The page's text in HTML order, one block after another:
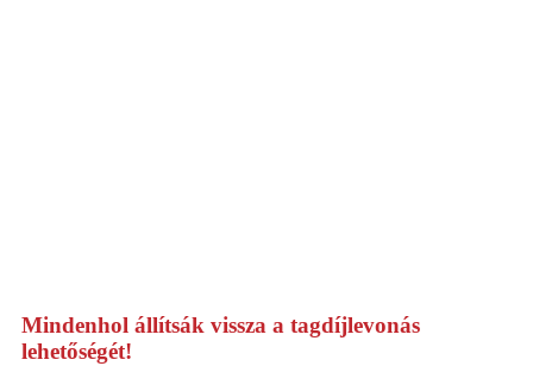
Mindenhol állítsák vissza a tagdíjlevonás
lehetőségét!